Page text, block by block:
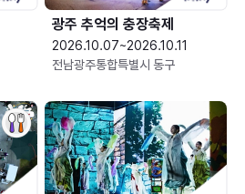
광주 추억의 충장축제
2026.10.07~2026.10.11
전남광주통합특별시 동구